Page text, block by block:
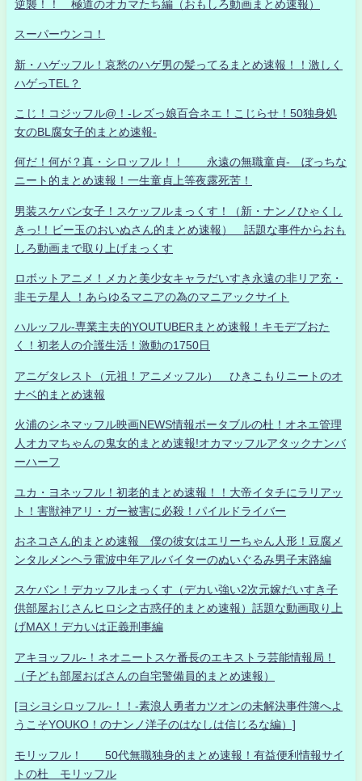
逆襲！！ 極道のオカマたち編（おもしろ動画まとめ速報）
スーパーウンコ！
新・ハゲッフル！哀愁のハゲ男の髪ってるまとめ速報！！激しく
ハゲっTEL？
こじ！コジッフル@！-レズっ娘百合ネエ！こじらせ！50独身処
女のBL腐女子的まとめ速報-
何だ！何が？真・シロッフル！！ 永遠の無職童貞- ぼっちな
ニート的まとめ速報！一生童貞上等夜露死苦！
男装スケバン女子！スケッフルまっくす！（新・ナンノひゃくし
きっ!！ビー玉のおいぬさん的まとめ速報） 話題な事件からおも
しろ動画まで取り上げまっくす
ロボットアニメ！メカと美少女キャラだいすき永遠の非リア充・
非モテ星人 ！あらゆるマニアの為のマニアックサイト
ハルッフル-専業主夫的YOUTUBERまとめ速報！キモデブおた
く！初老人の介護生活！激動の1750日
アニゲタレスト（元祖！アニメッフル） ひきこもりニートのオ
ナベ的まとめ速報
火浦のシネマッフル映画NEWS情報ポータブルの杜！オネエ管理
人オカマちゃんの鬼女的まとめ速報!オカマッフルアタックナンバ
ーハーフ
ユカ・ヨネッフル！初老的まとめ速報！！大帝イタチにラリアッ
ト！害獣神アリ・ガー被害に必殺！パイルドライバー
おネコさん的まとめ速報 僕の彼女はエリーちゃん人形！豆腐メ
ンタルメンヘラ電波中年アルバイターのぬいぐるみ男子末路編
スケバン！デカッフルまっくす（デカい強い2次元嫁だいすき子
供部屋おじさんヒロシ之古惑仔的まとめ速報）話題な動画取り上
げMAX！デカいは正義刑事編
アキヨッフル-！ネオニートスケ番長のエキストラ芸能情報局！
（子ども部屋おばさんの自宅警備員的まとめ速報）
[ヨシヨシロッフル-！！-素浪人勇者カツオンの未解決事件簿へよ
うこそYOUKO！のナンノ洋子のはなしは信じるな編）]
モリッフル！ 50代無職独身的まとめ速報！有益便利情報サイ
トの杜 モリッフル